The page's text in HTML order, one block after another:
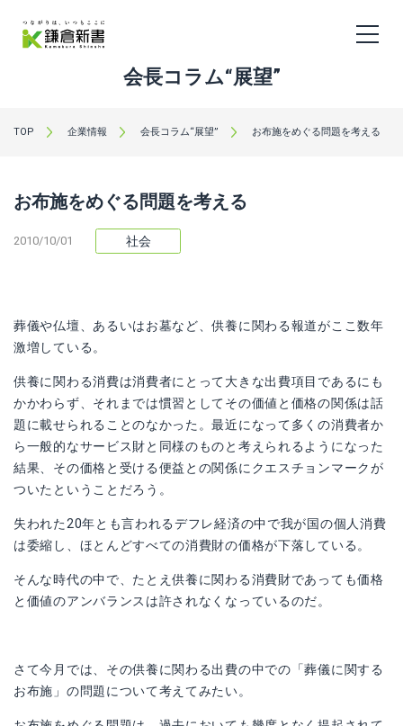
会長コラム“展望”
TOP 企業情報 会長コラム“展望” お布施をめぐる問題を考える
お布施をめぐる問題を考える
2010/10/01 社会
葬儀や仏壇、あるいはお墓など、供養に関わる報道がここ数年
激増している。
供養に関わる消費は消費者にとって大きな出費項目であるにも
かかわらず、それまでは慣習としてその価値と価格の関係は話
題に載せられることのなかった。最近になって多くの消費者か
ら一般的なサービス財と同様のものと考えられるようになった
結果、その価格と受ける便益との関係にクエスチョンマークが
ついたということだろう。
失われた20年とも言われるデフレ経済の中で我が国の個人消費
は委縮し、ほとんどすべての消費財の価格が下落している。
そんな時代の中で、たとえ供養に関わる消費財であっても価格
と価値のアンバランスは許されなくなっているのだ。
さて今月では、その供養に関わる出費の中での「葬儀に関する
お布施」の問題について考えてみたい。